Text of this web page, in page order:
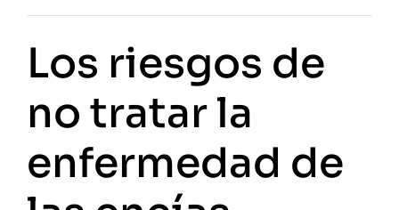
Los riesgos de
no tratar la
enfermedad de